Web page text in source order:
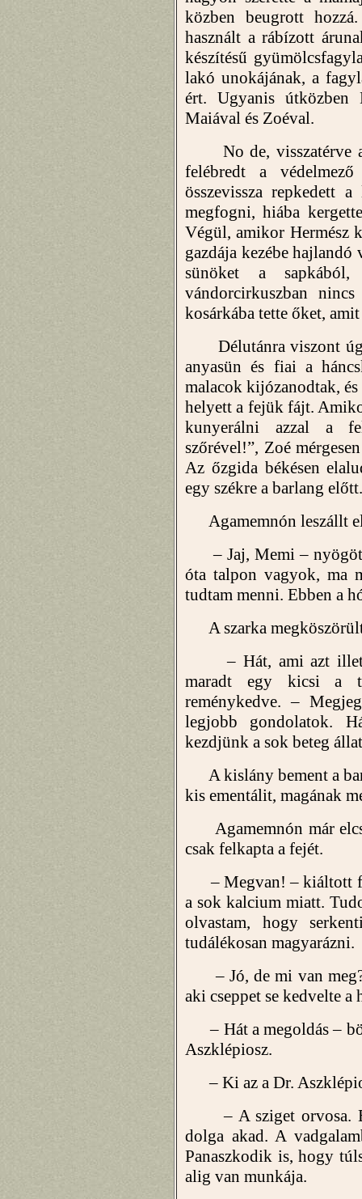
közben beugrott
használt a rábízott
készítésű
lakó unokájának, a
ért. Ugyanis útközben
Maiával és Zoéval.
No de, visszatérve a
felébredt a
összevissza repkedett
megfogni, hiába
Végül, amikor Hermész
gazdája kezébe
sünöket a
vándorcirkuszban
kosárkába tette őket,
Délutánra viszont
anyasün és fiai a
malacok kijózanodtak,
helyett a fejük fájt.
kunyerálni azzal a
szőrével!”, Zoé
Az őzgida békésen
egy székre a barlang előtt.
Agamemnón leszállt
– Jaj, Memi –
óta talpon vagyok, ma
tudtam menni. Ebben a
A szarka
– Hát, ami azt illeti,
maradt egy kicsi a
reménykedve. –
legjobb gondolatok.
kezdjünk a sok beteg
A kislány bement a
kis ementálit, magának
Agamemnón már
csak felkapta a fejét.
– Megvan! – kiáltott
a sok kalcium miatt.
olvastam, hogy
tudálékosan magyarázni.
– Jó, de mi van meg?
aki cseppet se kedvelte a
– Hát a megoldás –
Aszklépiosz.
– Ki az a Dr.
– A sziget orvosa.
dolga akad. A
Panaszkodik is, hogy
alig van munkája.